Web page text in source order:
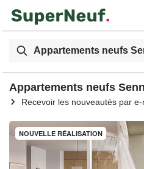
Appartements neufs
Appartements neufs
Recevoir les nouveautés par e-
NOUVELLE RÉALISATION